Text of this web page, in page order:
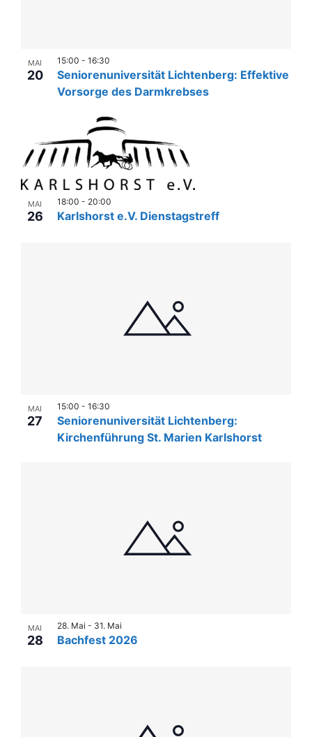
MAI
20
Seniorenuniversität Lichtenberg: Effektive
Vorsorge des Darmkrebses
15:00 - 16:30
MAI
26 Karlshorst e.V. Dienstagstreff
18:00 - 20:00
MAI
27
Seniorenuniversität Lichtenberg:
Kirchenführung St. Marien Karlshorst
15:00 - 16:30
MAI
28 Bachfest 2026
28. Mai - 31. Mai